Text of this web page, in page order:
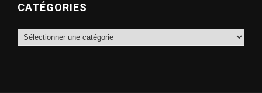
CATÉGORIES
Catégories